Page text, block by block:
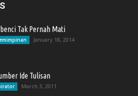
Tak Pernah Mati
January 18, 2014
Ide Tulisan
March 3, 2011